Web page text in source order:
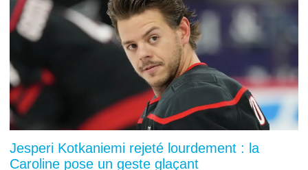
Jesperi Kotkaniemi rejeté lourdement : la
Caroline pose un geste glaçant